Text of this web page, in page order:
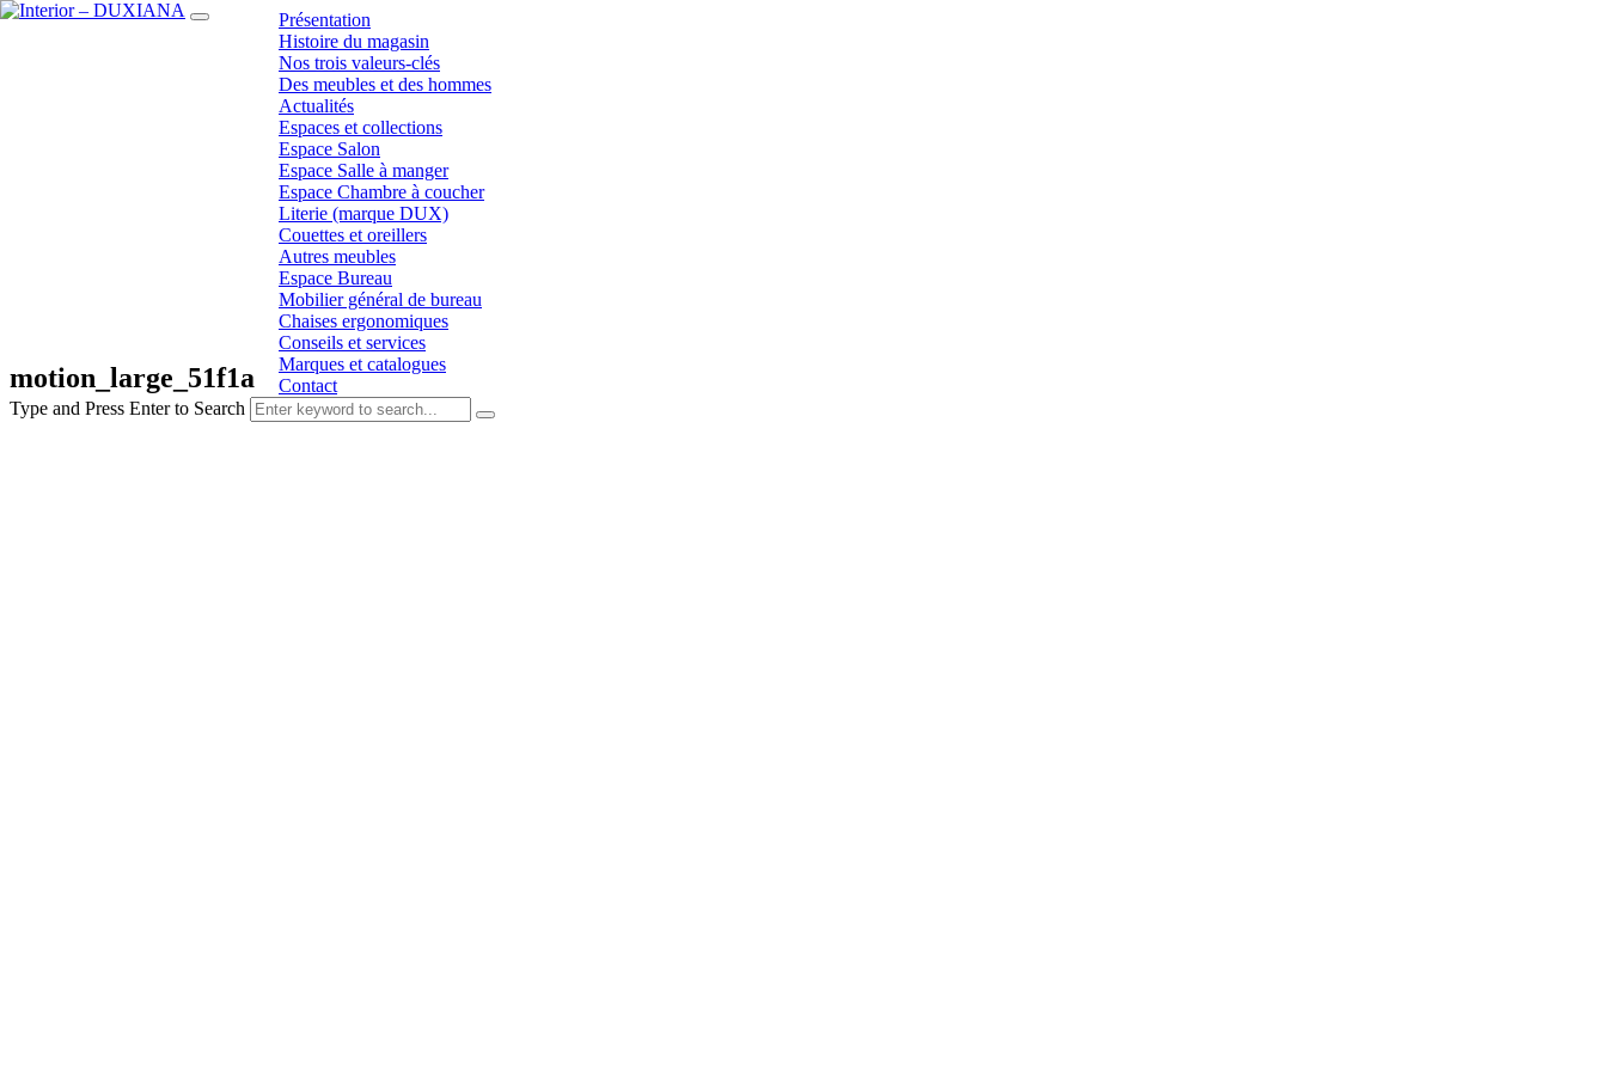
Présentation
Histoire du magasin
Nos trois valeurs-clés
Des meubles et des hommes
Actualités
Espaces et collections
Espace Salon
Espace Salle à manger
Espace Chambre à coucher
Literie (marque DUX)
Couettes et oreillers
Autres meubles
Espace Bureau
Mobilier général de bureau
Chaises ergonomiques
Conseils et services
Marques et catalogues
Contact
Type and Press Enter to Search
motion_large_51f1a